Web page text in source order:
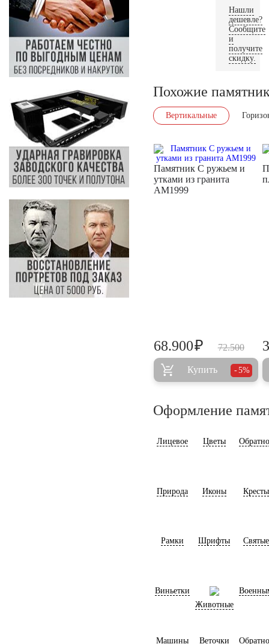
Нашли
дешевле?
Сообщите
и
получите
скидку.
Похожие
Вертикальные
Памятник С ружьем и
утками из гранита
AM1999
72.500
68.900₽
Купить 5%
Оформление
Лицевое Цветы
Природа Иконы Кресты
Рамки Шрифты Святые
Виньетки
Животные
Машины Веточки